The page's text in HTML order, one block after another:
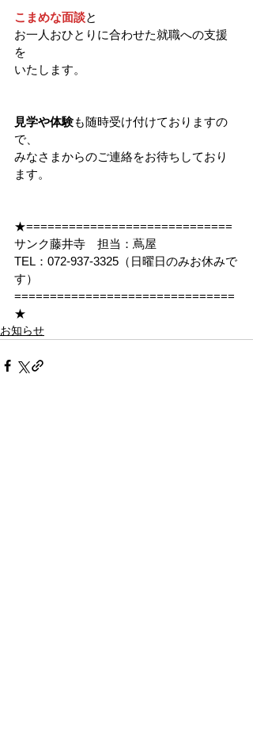
こまめな面談と
お一人おひとりに合わせた就職への支援
を
いたします。
見学や体験も随時受け付けておりますの
で、
みなさまからのご連絡をお待ちしており
ます。
★=============================
サンク藤井寺　担当：蔦屋
TEL：072-937-3325（日曜日のみお休みで
す）
===============================
★
お知らせ